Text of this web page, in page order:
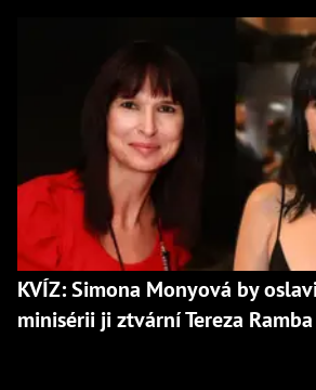
KVÍZ: Simona Monyová by
minisérii ji ztvární Tereza Ramba